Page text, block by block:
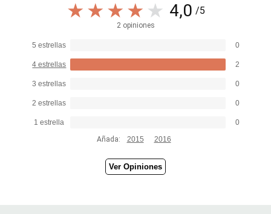
4,0 /5
2 opiniones
5 estrellas 0
4 estrellas 2
3 estrellas 0
2 estrellas 0
1 estrella
0
Añada:
2015 2016
Ver Opiniones